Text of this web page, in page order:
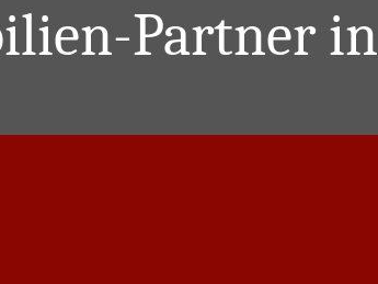
Partner in